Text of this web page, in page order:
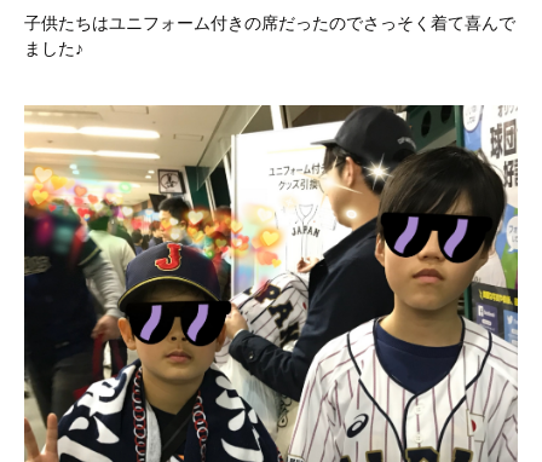
子供たちはユニフォーム付きの席だったのでさっそく着て喜んで
ました♪